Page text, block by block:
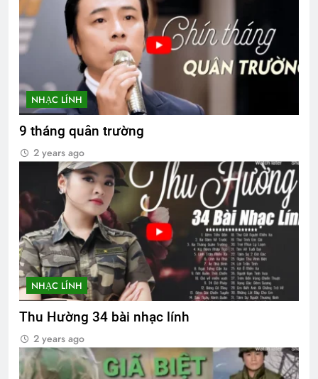
NHẠC LÍNH
9 tháng quân trường
2 years ago
NHẠC LÍNH
Thu Hường 34 bài nhạc lính
2 years ago